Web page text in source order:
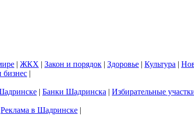
| ЖКХ | Закон и порядок | Здоровье | Культура |
|
| Банки Шадринска | Избирательные
Реклама в Шадринске |